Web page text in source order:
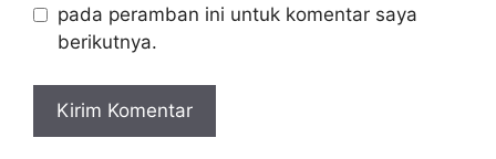
pada peramban ini untuk komentar saya
berikutnya.